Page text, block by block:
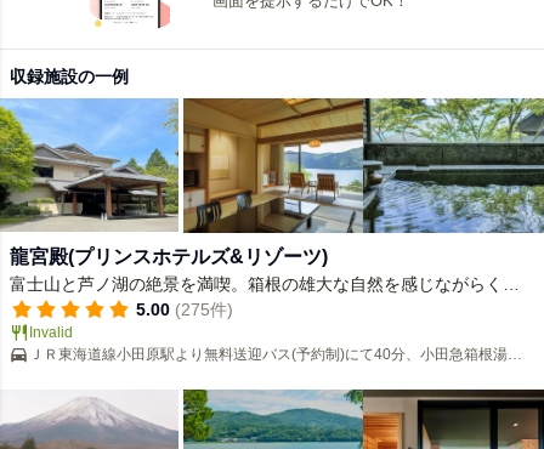
収録施設の一例
龍宮殿(プリンスホテルズ&リゾーツ)
富士山と芦ノ湖の絶景を満喫。箱根の雄大な自然を感じながらくつ
ろぎのひとときをお過ごしください。
5.00 (275件)
Invalid
ＪＲ東海道線小田原駅より無料送迎バス(予約制)にて40分、小田急箱根湯本